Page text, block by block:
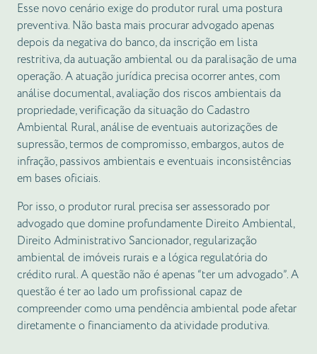
Esse novo cenário exige do produtor rural uma postura
preventiva. Não basta mais procurar advogado apenas
depois da negativa do banco, da inscrição em lista
restritiva, da autuação ambiental ou da paralisação de uma
operação. A atuação jurídica precisa ocorrer antes, com
análise documental, avaliação dos riscos ambientais da
propriedade, verificação da situação do Cadastro
Ambiental Rural, análise de eventuais autorizações de
supressão, termos de compromisso, embargos, autos de
infração, passivos ambientais e eventuais inconsistências
em bases oficiais.
Por isso, o produtor rural precisa ser assessorado por
advogado que domine profundamente Direito Ambiental,
Direito Administrativo Sancionador, regularização
ambiental de imóveis rurais e a lógica regulatória do
crédito rural. A questão não é apenas “ter um advogado”. A
questão é ter ao lado um profissional capaz de
compreender como uma pendência ambiental pode afetar
diretamente o financiamento da atividade produtiva.